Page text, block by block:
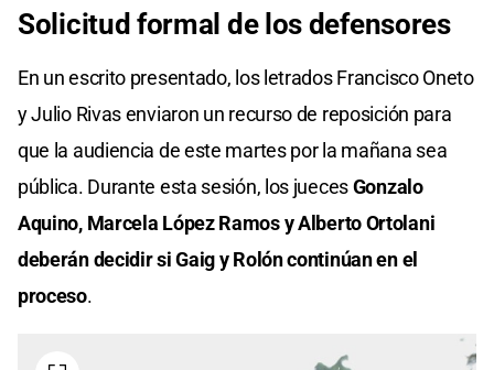
Solicitud formal de los defensores
En un escrito presentado, los letrados Francisco Oneto
y Julio Rivas enviaron un recurso de reposición para
que la audiencia de este martes por la mañana sea
pública. Durante esta sesión, los juecesGonzalo
Aquino, Marcela López Ramos yAlberto Ortolani
deberán decidir si Gaig y Rolón continúan en el
proceso.